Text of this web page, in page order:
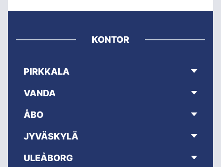
KONTOR
PIRKKALA
VANDA
ÅBO
JYVÄSKYLÄ
ULEÅBORG